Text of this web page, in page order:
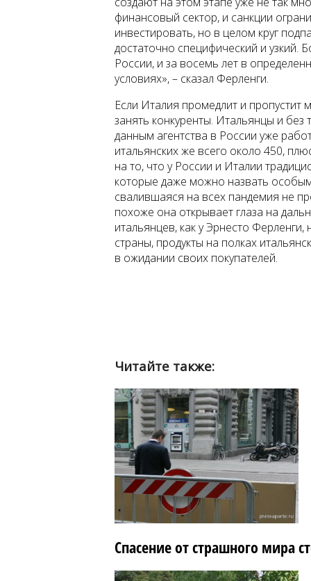
финансовый сектор, и санкции
инвестировать, но в целом круг
достаточно специфический и узкий.
России, и за восемь лет в
условиях», – сказал Ферленги.
Если Италия промедлит и
занять конкуренты. Итальянцы и
данным агентства в России уже
итальянских же всего около 450,
на то, что у России и Италии
которые даже можно назвать
свалившаяся на всех пандемия не
похоже она открывает глаза на
итальянцев, как у Эрнесто
страны, продукты на полках
в ожидании своих покупателей.
Читайте также:
Спасение от страшного мира